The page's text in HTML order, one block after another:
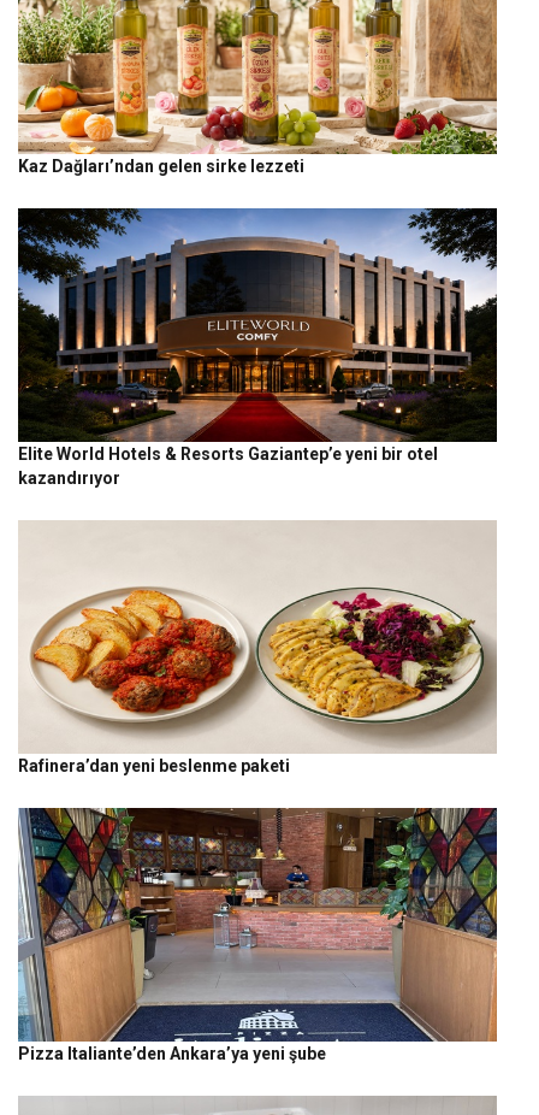
Kaz Dağları’ndan gelen sirke lezzeti
Elite World Hotels & Resorts Gaziantep’e yeni bir otel
kazandırıyor
Rafinera’dan yeni beslenme paketi
Pizza Italiante’den Ankara’ya yeni şube